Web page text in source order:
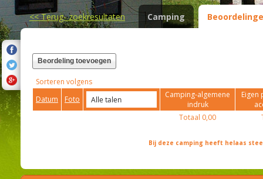
<<Terug- zoekresultaten Camping
Beordeling toevoegen
Sorteren volgens
Datum
Foto
Camping-algemene
indruk
Eigen
Totaal 0,00
Bij deze camping heeft helaas